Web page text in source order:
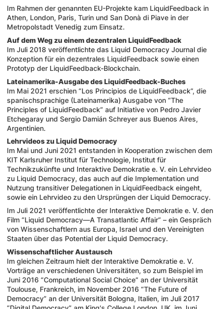
Im Rahmen der genannten EU-Projekte kam LiquidFeedback in
Athen, London, Paris, Turin und San Donà di Piave in der
Metropolstadt Venedig zum Einsatz.
Auf dem Weg zu einem dezentralen LiquidFeedback
Im Juli 2018 veröffentlichte das Liquid Democracy Journal die
Konzeption für ein dezentrales LiquidFeedback sowie einen
Prototyp der LiquidFeedback-Blockchain.
Lateinamerika-Ausgabe des LiquidFeedback-Buches
Im Mai 2021 erschien “Los Principios de LiquidFeedback”, die
spanischsprachige (Lateinamerika) Ausgabe von “The
Principles of LiquidFeedback” auf Initiative von Pedro Javier
Etchegaray und Sergio Damián Schreyer aus Buenos Aires,
Argentinien.
Lehrvideos zu Liquid Democracy
Im Mai und Juni 2021 entstanden in Kooperation zwischen dem
KIT Karlsruher Institut für Technologie, Institut für
Technikzukünfte und Interaktive Demokratie e. V. ein Lehrvideo
zu Liquid Democracy, das auch auf die Implementation und
Nutzung transitiver Delegationen in LiquidFeedback eingeht,
sowie ein Lehrvideo zu den Ursprüngen der Liquid Democracy.
Im Juli 2021 veröffentlichte der Interaktive Demokratie e. V. den
Film “Liquid Democracy—A Transatlantic Affair” – ein Gespräch
von Wissenschaftlern aus Europa, Israel und den Vereinigten
Staaten über das Potential der Liquid Democracy.
Wissenschaftlicher Austausch
Im gleichen Zeitraum hielt der Interaktive Demokratie e. V.
Vorträge an verschiedenen Universitäten, so zum Beispiel im
Juni 2016 “Computational Social Choice” an der Universität
Toulouse, Frankreich, im November 2016 “The Future of
Democracy” an der Universität Bologna, Italien, im Juli 2017